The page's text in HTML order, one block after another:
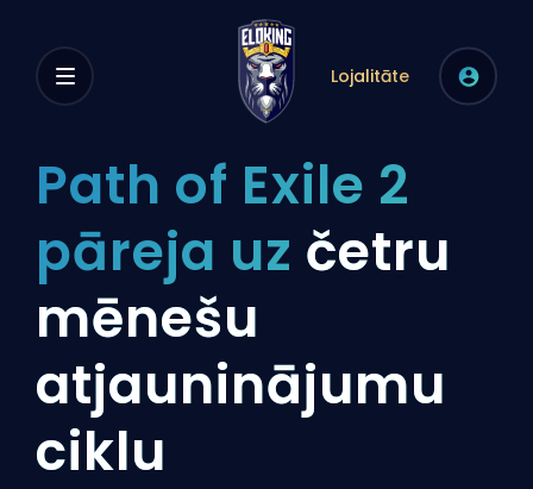
Lojalitāte
Path of Exile 2
pāreja uz četru
mēnešu
atjauninājumu
ciklu